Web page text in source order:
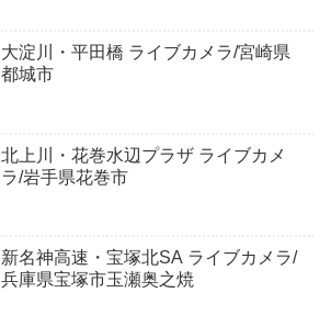
大淀川・平田橋 ライブカメラ/宮崎県
都城市
北上川・花巻水辺プラザ ライブカメ
ラ/岩手県花巻市
新名神高速・宝塚北SA ライブカメラ/
兵庫県宝塚市玉瀬奥之焼